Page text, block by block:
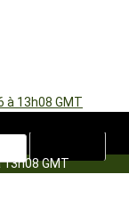
à 13h08 GMT
13h08 GMT